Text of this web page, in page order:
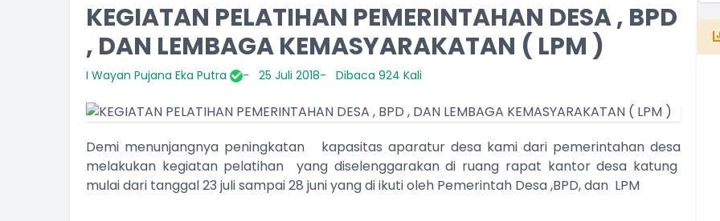
KEGIATAN PELATIHAN PEMERINTAHAN DESA , BPD
, DAN LEMBAGA KEMASYARAKATAN ( LPM )
I Wayan Pujana Eka Putra 25 Juli 2018 Dibaca 924 Kali
Demi menunjangnya peningkatan kapasitas aparatur desa kami dari pemerintahan desa
melakukan kegiatan pelatihan yang diselenggarakan di ruang rapat kantor desa katung
mulai dari tanggal 23 juli sampai 28 juni yang di ikuti oleh Pemerintah Desa ,BPD, dan LPM